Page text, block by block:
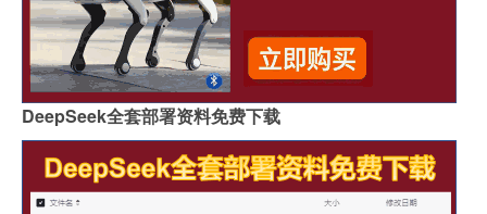
DeepSeek全套部署资料免费下载